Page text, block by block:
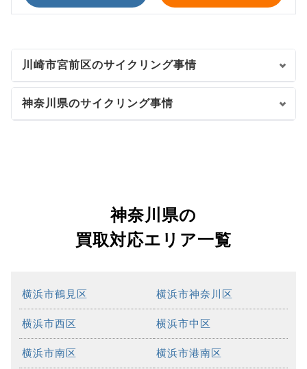
川崎市宮前区のサイクリング事情
神奈川県のサイクリング事情
神奈川県の
買取対応エリア一覧
横浜市鶴見区 横浜市神奈川区
横浜市西区 横浜市中区
横浜市南区 横浜市港南区